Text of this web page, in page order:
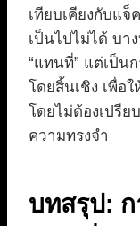
เทียบเคียงกับแจ็
เป็นไปไม่ได้ บา
“แทนที่” แต่เป็น
โดยสิ้นเชิง เพื่อ
โดยไม่ต้องเปรีย
ความทรงจำ
บทสรุป: ก